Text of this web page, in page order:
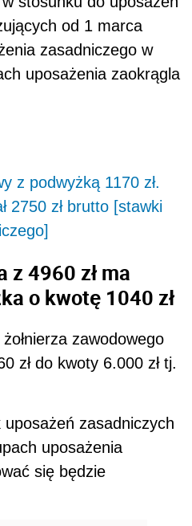
od 1 marca
zasadniczego w
uposażenia zaokrągla
z podwyżką 1170 zł.
2750 zł brutto [stawki
z 4960 zł ma
o kwotę 1040 zł
zawodowego
zł do kwoty 6.000 zł tj.
zasadniczych
uposażenia
się będzie